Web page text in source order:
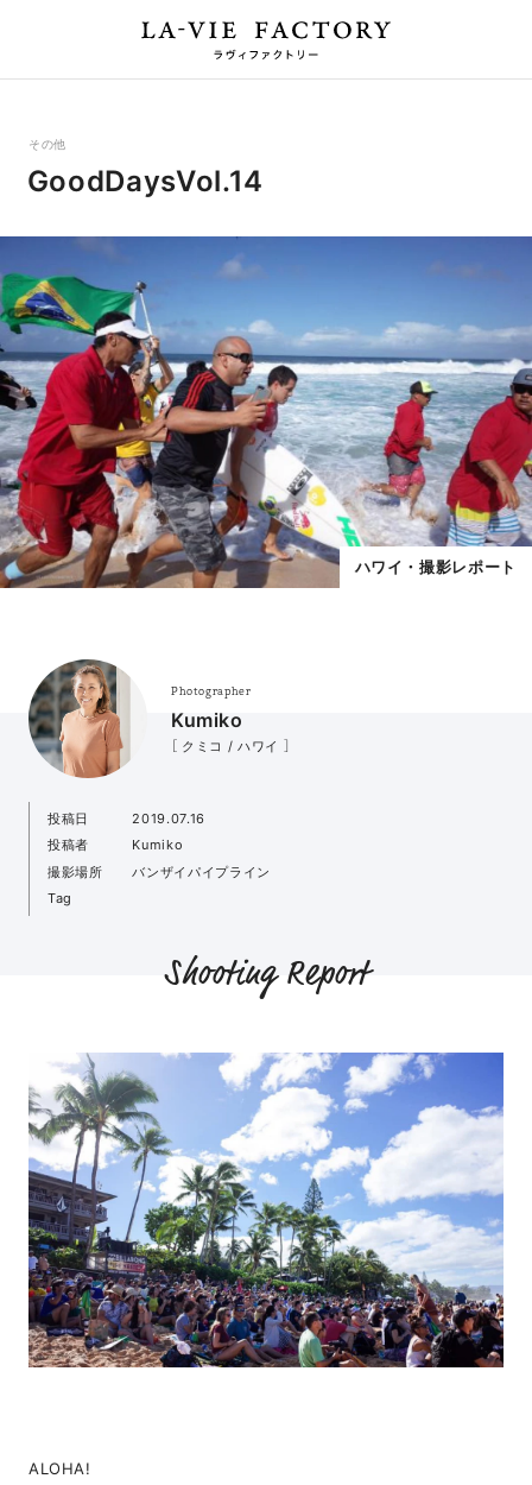
その他
GoodDaysVol.14
ハワイ・撮影レポート
Photographer
Kumiko
［ クミコ / ハワイ ］
投稿日
2019.07.16
投稿者
Kumiko
撮影場所
バンザイパイプライン
Tag
Shooting Report
ALOHA!